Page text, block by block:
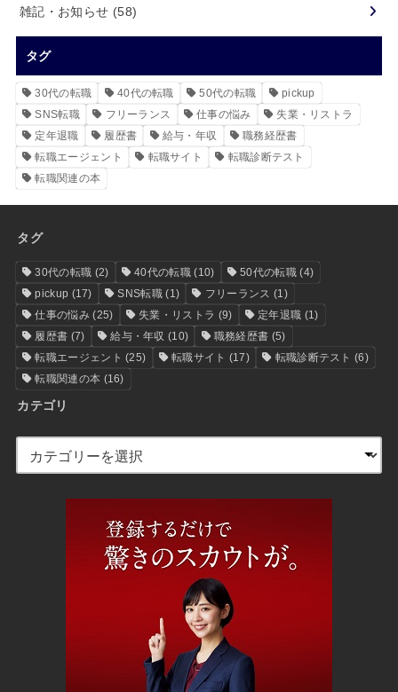
雑記・お知らせ (58)
タグ
30代の転職 40代の転職 50代の転職
pickup
SNS転職
フリーランス 仕事の悩み
失業・リストラ
定年退職
履歴書 給与・年収
職務経歴書
転職エージェント
転職サイト
転職診断テスト
転職関連の本
タグ
30代の転職 (2) 40代の転職 (10) 50代の転職 (4)
pickup (17) SNS転職 (1) フリーランス (1)
仕事の悩み(25) 失業・リストラ (9) 定年退職 (1)
履歴書 (7) 給与・年収 (10) 職務経歴書 (5)
転職エージェント (25) 転職サイト (17) 転職診断テスト (6)
転職関連の本 (16)
カテゴリ